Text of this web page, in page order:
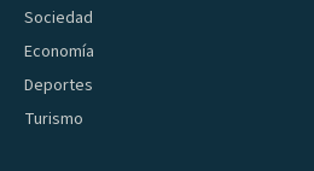
Sociedad
Economía
Deportes
Turismo